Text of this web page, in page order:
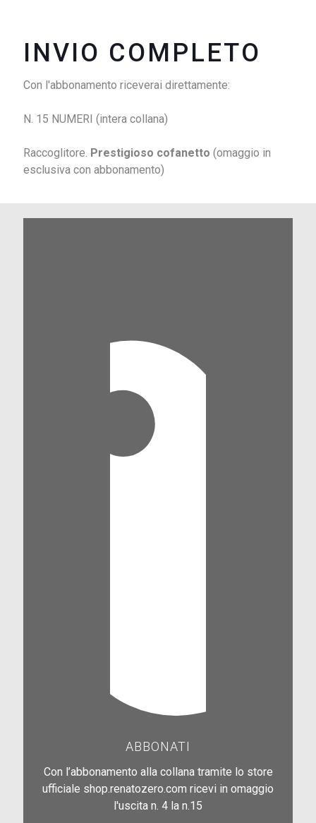
INVIO COMPLETO
Con l'abbonamento riceverai direttamente:
N. 15 NUMERI (intera collana)
Raccoglitore. Prestigioso cofanetto (omaggio in
esclusiva con abbonamento)
ABBONATI
Con l’abbonamento alla collana tramite lo store
ufficiale shop.renatozero.com ricevi in omaggio
l'uscita n. 4 la n.15